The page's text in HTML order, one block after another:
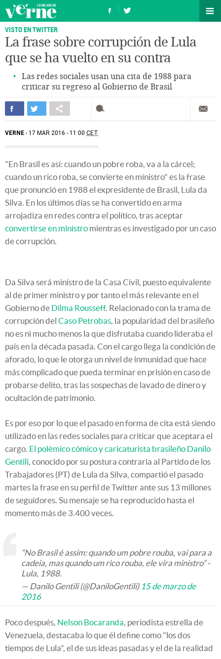
VISTO EN TWITTER
La frase sobre corrupción de Lula
que se ha vuelto en su contra
Las redes sociales usan una cita de 1988 para
criticar su regreso al Gobierno de Brasil
VERNE 17 MAR 2016 - 11:00 CET
"En Brasil es así: cuando un pobre roba, va a la cárcel;
cuando un rico roba, se convierte en ministro" es la frase
que pronunció en 1988 el expresidente de Brasil, Lula da
Silva. En los últimos días se ha convertido en arma
arrojadiza en redes contra el político, tras aceptar
convertirse en ministro mientras es investigado por un caso
de corrupción.
Da Silva será ministro de la Casa Civil, puesto equivalente
al de primer ministro y por tanto el más relevante en el
Gobierno de Dilma Rousseff. Relacionado con la trama de
corrupción del Caso Petrobas, la popularidad del brasileño
no es ni mucho menos la que disfrutaba cuando lideraba el
país en la década pasada. Con el cargo llega la condición de
aforado, lo que le otorga un nivel de inmunidad que hace
más complicado que pueda terminar en prisión en caso de
probarse delito, tras las sospechas de lavado de dinero y
ocultación de patrimonio.
Es por eso por lo que el pasado en forma de cita está siendo
utilizado en las redes sociales para criticar que aceptara el
cargo. El polémico cómico y caricaturista brasileño Danilo
Gentili, conocido por su postura contraria al Partido de los
Trabajadores (PT) de Lula da Silva, compartió el pasado
martes la frase en su perfil de Twitter ante sus 13 millones
de seguidores. Su mensaje se ha reproducido hasta el
momento más de 3.400 veces.
“No Brasil é assim: quando um pobre rouba, vai para a
cadeia, mas quando um rico rouba, ele vira ministro” -
Lula, 1988.
— Danilo Gentili (@DaniloGentili) 15 de marzo de
2016
Poco después, Nelson Bocaranda, periodista estrella de
Venezuela, destacaba lo que él define como "los dos
tiempos de Lula", el de sus ideas pasadas y el de la realidad